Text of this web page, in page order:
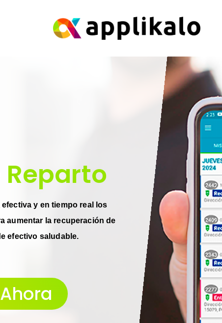
y en tiempo real los
aumentar la recuperación de
efectivo saludable.